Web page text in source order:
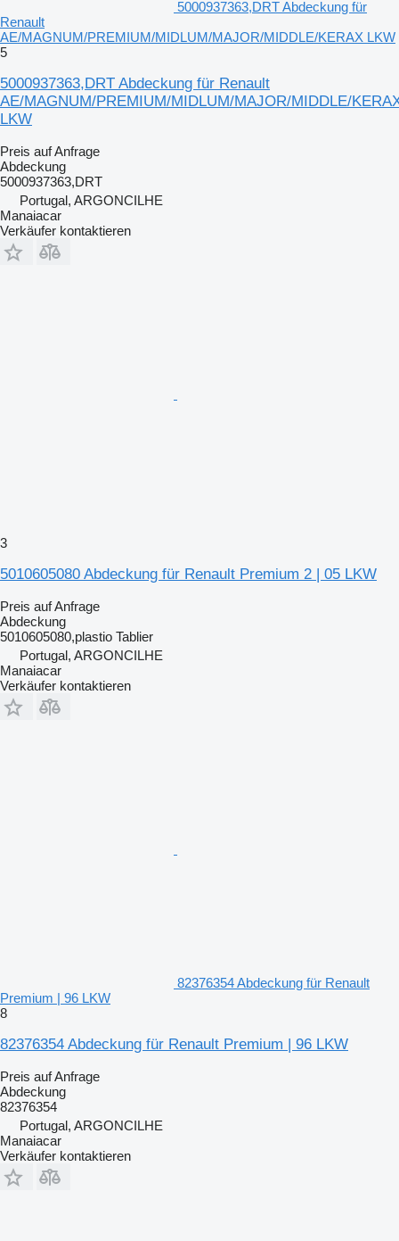
5000937363,DRT Abdeckung für
Renault
AE/MAGNUM/PREMIUM/MIDLUM/MAJOR/MIDDLE/KERAX LKW
5
5000937363,DRT Abdeckung für Renault
AE/MAGNUM/PREMIUM/MIDLUM/MAJOR/MIDDLE/
LKW
Preis auf Anfrage
Abdeckung
5000937363,DRT
Portugal, ARGONCILHE
Manaiacar
Verkäufer kontaktieren
3
5010605080 Abdeckung für Renault Premium 2 | 05 LKW
Preis auf Anfrage
Abdeckung
5010605080,plastio Tablier
Portugal, ARGONCILHE
Manaiacar
Verkäufer kontaktieren
82376354 Abdeckung für Renault
Premium | 96 LKW
8
82376354 Abdeckung für Renault Premium | 96 LKW
Preis auf Anfrage
Abdeckung
82376354
Portugal, ARGONCILHE
Manaiacar
Verkäufer kontaktieren